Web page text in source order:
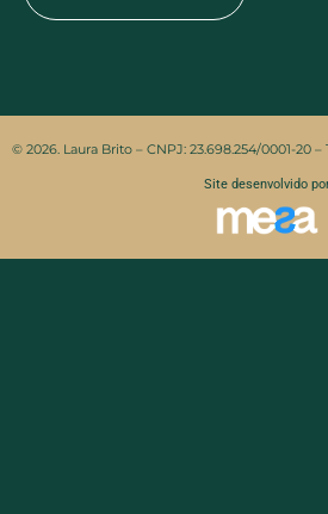
© 2026. Laura Brito – CNPJ: 23.698.254/0001-20
Site desenvolvido